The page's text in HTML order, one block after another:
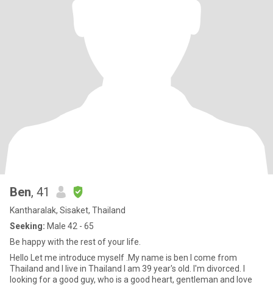
Ben, 41
Kantharalak, Sisaket, Thailand
Seeking: Male 42 - 65
Be happy with the rest of your life.
Hello Let me introduce myself .My name is ben I come from
Thailand and I live in Thailand I am 39 year's old. I'm divorced. I
looking for a good guy, who is a good heart, gentleman and love